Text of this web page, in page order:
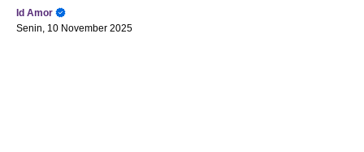
Id Amor
Senin, 10 November 2025